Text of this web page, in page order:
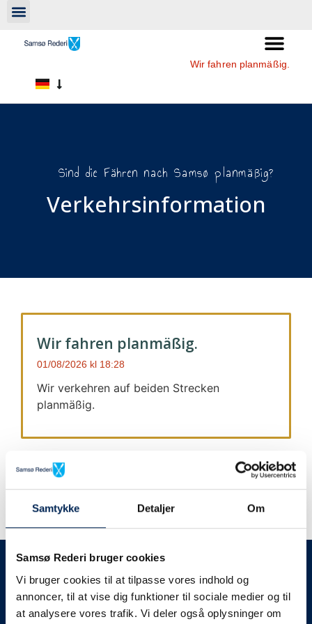
Samtykke Detaljer Om
Samsø Rederi bruger cookies
Vi bruger cookies til at tilpasse vores indhold og
annoncer, til at vise dig funktioner til sociale medier og til
at analysere vores trafik. Vi deler også oplysninger om
Wir fahren planmäßig.
Sind die Fähren nach Samsø planmäßig?
Verkehrsinformation​
Wir fahren planmäßig.
01/08/2026 18:28
Wir verkehren auf beiden Strecken
planmäßig.
Wir geben immer Bescheid
Wir werden Sie